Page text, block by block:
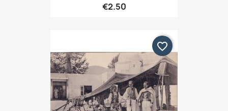
€2.50
favorite_border